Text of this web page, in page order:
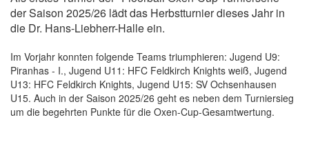
der Saison 2025/26 lädt das Herbstturnier dieses Jahr in
die Dr. Hans-Liebherr-Halle ein.
Im Vorjahr konnten folgende Teams triumphieren: Jugend U9:
Piranhas - I., Jugend U11: HFC Feldkirch Knights weiß, Jugend
U13: HFC Feldkirch Knights, Jugend U15: SV Ochsenhausen
U15. Auch in der Saison 2025/26 geht es neben dem Turniersieg
um die begehrten Punkte für die Oxen-Cup-Gesamtwertung.